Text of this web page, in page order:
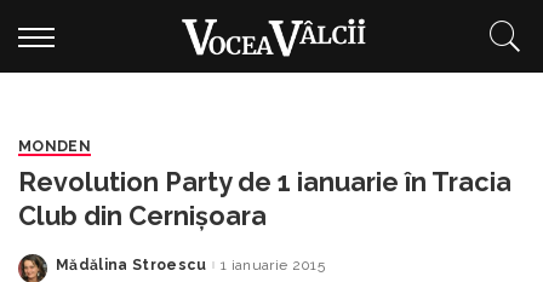
MONDEN
Revolution Party de 1 ianuarie în Tracia
Club din Cernişoara
Posted
Mădălina Stroescu 1 ianuarie 2015